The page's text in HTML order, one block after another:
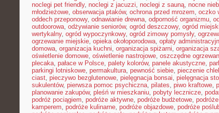
noclegi pet friendly, noclegi z jacuzzi, noclegi z sauną, nocne
młodzieżowe, obserwacja ptaków, ochrona przed mrozem, oczko
oddech przeponowy, odnawianie drewna, odporność organizmu,
outdoorowa, odżywianie seniorów, ogród deszczowy, ogród
wertykalny, ogród wypoczynkowy, ogród zimowy pomysły,
ogrzewanie miejskie, opieka okołoporodowa, opłaty
domowa, organizacja kuchni, organizacja spiżarni, organizacja
oświetlenie domowe, oświetlenie nastrojowe, oszczędne
plecaka, pałace w Polsce, palety kolorów, panele akustyczne,
parkingi lotniskowe, permakultura, pewność siebie, pieczenie
ciast, pieczywo bezglutenowe, pielęgnacja bonsai, pielęgnacja
sukulentów, pierwsza pomoc psychiczna, pilates, piwo kraftowe,
planowanie zakupów, pleśń w mieszkaniu, pobyty lecznicze,
podróż pociągiem, podróże aktywne, podróże budżetowe,
kamperem, podróże kulinarne, podróże objazdowe, podróże